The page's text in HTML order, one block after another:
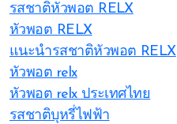
รสชาติหัวพอต RELX
หัวพอต RELX
แนะนำรสชาติหัวพอต RELX
หัวพอต relx
หัวพอต relx ประเทศไทย
รสชาติบุหรี่ไฟฟ้า